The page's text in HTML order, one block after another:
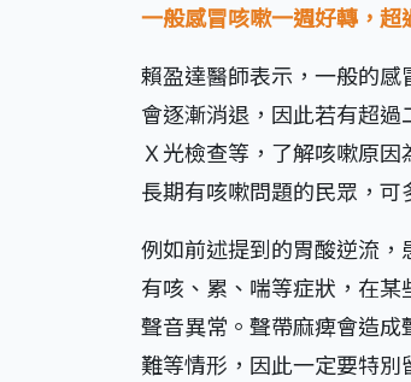
一般感冒咳嗽一週好轉，
賴盈達醫師表示，一般的
會逐漸消退，因此若有超
Ｘ光檢查等，了解咳嗽原
長期有咳嗽問題的民眾，
例如前述提到的胃酸逆流
有咳、累、喘等症狀，在
聲音異常。聲帶麻痺會造
難等情形，因此一定要特別